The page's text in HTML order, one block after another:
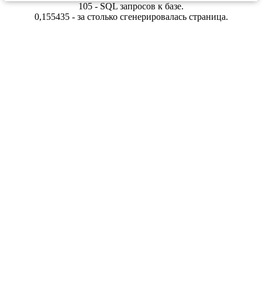
105 - SQL запросов к базе.
0,155435 - за столько сгенерировалась страница.